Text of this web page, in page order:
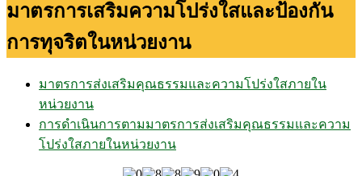
มาตรการเสริมความโปร่งใสและป้องกัน
การทุจริตในหน่วยงาน
มาตรการส่งเสริมคุณธรรมและความโปร่งใสภายใน
หน่วยงาน
การดำเนินการตามมาตรการส่งเสริมคุณธรรมและความ
โปร่งใสภายในหน่วยงาน